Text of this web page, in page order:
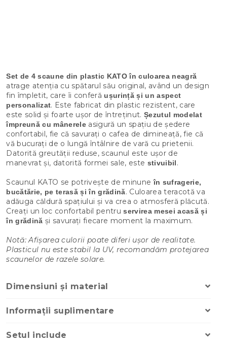
Set de 4 scaune din plastic KATO în culoarea neagră
atrage atenția cu spătarul său original, având un design
fin împletit, care îi conferă ușurință și un aspect
personalizat. Este fabricat din plastic rezistent, care
este solid și foarte ușor de întreținut. Șezutul modelat
împreună cu mânereleasigură un spațiu de ședere
confortabil, fie că savurați o cafea de dimineață, fie că
vă bucurați de o lungă întâlnire de vară cu prietenii.
Datorită greutății reduse, scaunul este ușor de
manevrat și, datorită formei sale, este stivuibil.
Scaunul KATO se potrivește de minuneîn sufragerie,
bucătărie, pe terasă și în grădină. Culoarea teracotă va
adăuga căldură spațiului și va crea o atmosferă plăcută.
Creați un loc confortabil pentruservirea mesei acasă și
în grădină și savurați fiecare moment la maximum.
Notă: Afișarea culorii poate diferi ușor de realitate.
Plasticul nu este stabil la UV, recomandăm protejarea
scaunelor de razele solare.
Dimensiuni și material
Informații suplimentare
Setul include